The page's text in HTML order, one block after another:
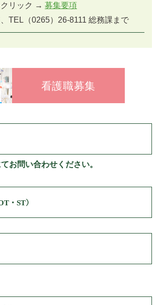
リック → 募集要項
TEL（0265）26-8111 総務課まで
看護職募集
お問い合わせください。
・ST）